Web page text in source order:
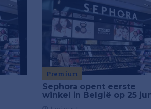
Premium
Sephora opent eerste
winkel in België op 25